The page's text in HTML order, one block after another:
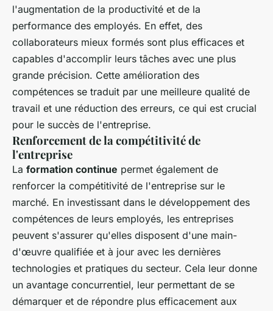
l'augmentation de la productivité et de la
performance des employés. En effet, des
collaborateurs mieux formés sont plus efficaces et
capables d'accomplir leurs tâches avec une plus
grande précision. Cette amélioration des
compétences se traduit par une meilleure qualité de
travail et une réduction des erreurs, ce qui est crucial
pour le succès de l'entreprise.
Renforcement de la compétitivité de
l'entreprise
La formation continue permet également de
renforcer la compétitivité de l'entreprise sur le
marché. En investissant dans le développement des
compétences de leurs employés, les entreprises
peuvent s'assurer qu'elles disposent d'une main-
d'œuvre qualifiée et à jour avec les dernières
technologies et pratiques du secteur. Cela leur donne
un avantage concurrentiel, leur permettant de se
démarquer et de répondre plus efficacement aux